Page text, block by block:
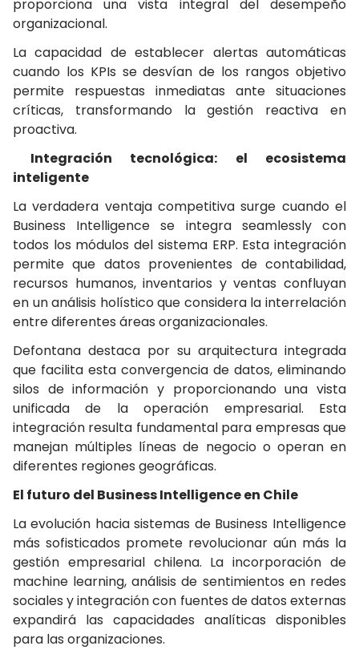
proporciona una vista integral del desempeño
organizacional.
La capacidad de establecer alertas automáticas
cuando los KPIs se desvían de los rangos objetivo
permite respuestas inmediatas ante situaciones
críticas, transformando la gestión reactiva en
proactiva.
Integración tecnológica: el ecosistema
inteligente
La verdadera ventaja competitiva surge cuando el
Business Intelligence se integra seamlessly con
todos los módulos del sistema ERP. Esta integración
permite que datos provenientes de contabilidad,
recursos humanos, inventarios y ventas confluyan
en un análisis holístico que considera la interrelación
entre diferentes áreas organizacionales.
Defontana destaca por su arquitectura integrada
que facilita esta convergencia de datos, eliminando
silos de información y proporcionando una vista
unificada de la operación empresarial. Esta
integración resulta fundamental para empresas que
manejan múltiples líneas de negocio o operan en
diferentes regiones geográficas.
El futuro del Business Intelligence en Chile
La evolución hacia sistemas de Business Intelligence
más sofisticados promete revolucionar aún más la
gestión empresarial chilena. La incorporación de
machine learning, análisis de sentimientos en redes
sociales y integración con fuentes de datos externas
expandirá las capacidades analíticas disponibles
para las organizaciones.